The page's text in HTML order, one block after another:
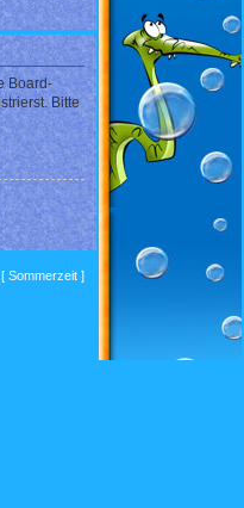
Board-
Bitte
Sommerzeit ]